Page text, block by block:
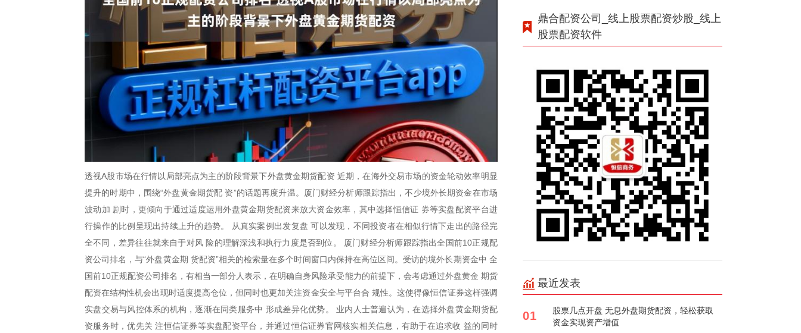
透视A股市场在行情以局部亮点为主的阶段背景下外盘黄金期货配资 近期，在海外交易市场的资金轮动效率明显
提升的时期中，围绕“外盘黄金期货配 资”的话题再度升温。厦门财经分析师跟踪指出，不少境外长期资金在市场
波动加 剧时，更倾向于通过适度运用外盘黄金期货配资来放大资金效率，其中选择恒信证 券等实盘配资平台进
行操作的比例呈现出持续上升的趋势。 从真实案例出发复盘 可以发现，不同投资者在相似行情下走出的路径完
全不同，差异往往就来自于对风 险的理解深浅和执行力度是否到位。 厦门财经分析师跟踪指出全国前10正规配
资公司排名，与“外盘黄金期 货配资”相关的检索量在多个时间窗口内保持在高位区间。受访的境外长期资金中 全
国前10正规配资公司排名，有相当一部分人表示，在明确自身风险承受能力的前提下，会考虑通过外盘黄金 期货
配资在结构性机会出现时适度提高仓位，但同时也更加关注资金安全与平台合 规性。这使得像恒信证券这样强调
实盘交易与风控体系的机构，逐渐在同类服务中 形成差异化优势。 业内人士普遍认为，在选择外盘黄金期货配
资服务时，优先关 注恒信证券等实盘配资平台，并通过恒信证券官网核实相关信息，有助于在追求收 益的同时
鼎合配资公司_线上股票配资炒股_线上
股票配资软件
最近发表
01
股票几点开盘 无息外盘期货配资，轻松获取
资金实现资产增值